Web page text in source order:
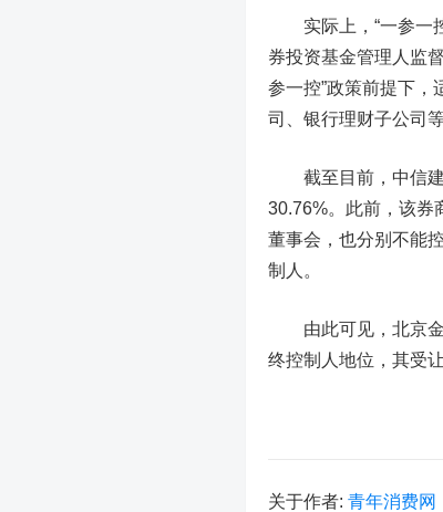
实际上， “一参一
券投资基金管理人监
参一控”政策前提下，
司、银行理财子公司
截至目前，中信
30.76%。此前，该券
董事会，也分别不能
制人。
由此可见，北京金
终控制人地位，其受
关于作者: 青年消费网